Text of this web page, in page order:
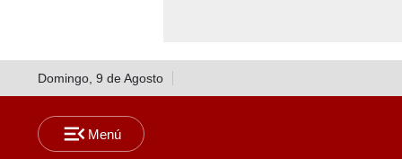
Domingo, 9 de Agosto